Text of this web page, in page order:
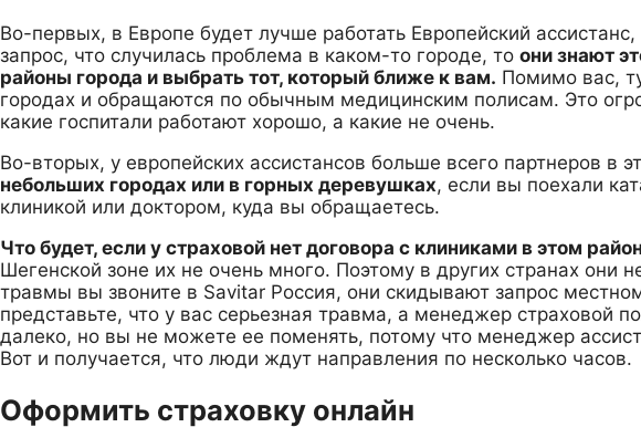
Во-первых, в Европе будет лучше работать Европейский
запрос, что случилась проблема в каком-то городе, то они знают
районы города и выбрать тот, который ближе к вам. Помимо вас,
городах и обращаются по обычным медицинским полисам. Это
какие госпитали работают хорошо, а какие не очень.
Во-вторых, у европейских ассистансов больше всего партнеров в
небольших городах или в горных деревушках, если вы поехали
клиникой или доктором, куда вы обращаетесь.
Что будет, если у страховой нет договора с клиниками в этом
Шегенской зоне их не очень много. Поэтому в других странах они
травмы вы звоните в Savitar Россия, они скидывают запрос
представьте, что у вас серьезная травма, а менеджер страховой
далеко, но вы не можете ее поменять, потому что менеджер
Вот и получается, что люди ждут направления по несколько часов.
Оформить страховку онлайн